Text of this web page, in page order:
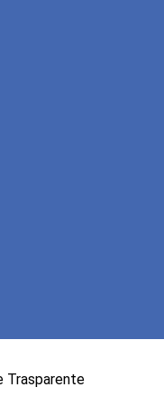
Trasparente